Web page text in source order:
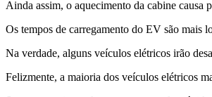
Ainda assim, o aquecimento da cabine causa
Os tempos de carregamento do EV são mais
Na verdade, alguns veículos elétricos irão
Felizmente, a maioria dos veículos elétricos